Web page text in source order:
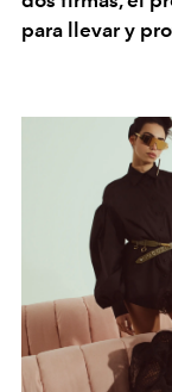
para llevar y